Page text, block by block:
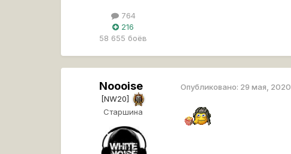
764
216
58 655 боёв
Noooise
[NW20]
Старшина
Опубликовано: 29 мая, 2020